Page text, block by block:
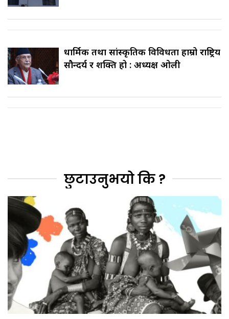
धार्मिक तथा सांस्कृतिक विविधता हाम्रो राष्ट्रिय
सौन्दर्य र शक्ति हो : अध्यक्ष ओली
छुटाउनुभयो कि ?